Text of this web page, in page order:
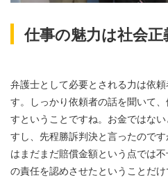
仕事の魅力は社会
弁護士として必要とされる力は依
す。しっかり依頼者の話を聞いて
すということですね。お金ではな
すし、先程勝訴判決と言ったので
はまだまだ賠償金額という点では
の責任を認めさせたということだ